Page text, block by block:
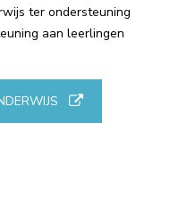
ter ondersteuning
aan leerlingen